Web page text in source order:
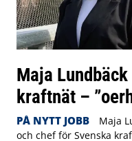
Maja
kraftnät –
PÅ NYTT JOBB
Maja
och chef för Svenska